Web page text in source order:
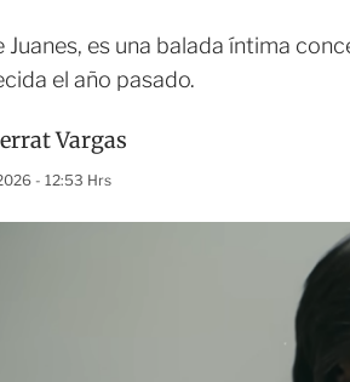
Juanes, es una balada íntima
el año pasado.
Vargas
- 12:53 Hrs